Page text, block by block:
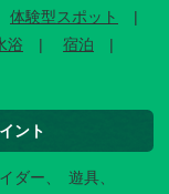
体験型スポット
浴
宿泊
ント
ダー
遊具